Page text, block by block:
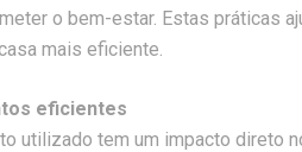
o bem-estar. Estas práticas
mais eficiente.
eficientes
utilizado tem um impacto direto